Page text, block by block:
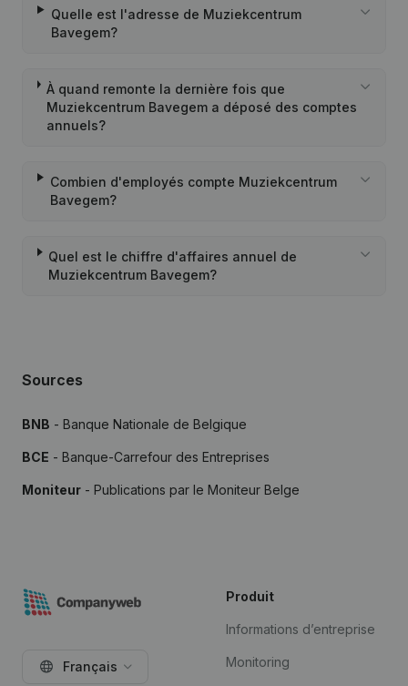
Quelle est l'adresse de Muziekcentrum
Bavegem?
À quand remonte la dernière fois que
Muziekcentrum Bavegem a déposé des comptes
annuels?
Combien d'employés compte Muziekcentrum
Bavegem?
Quel est le chiffre d'affaires annuel de
Muziekcentrum Bavegem?
Sources
BNB - Banque Nationale de Belgique
BCE - Banque-Carrefour des Entreprises
Moniteur - Publications par le Moniteur Belge
Français
Produit
Informations d’entreprise
Monitoring